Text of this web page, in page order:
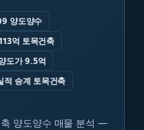
양도양수
억 토목건축
도가 9.5억
적 승계 토목건축
축 양도양수 매물 분석 —